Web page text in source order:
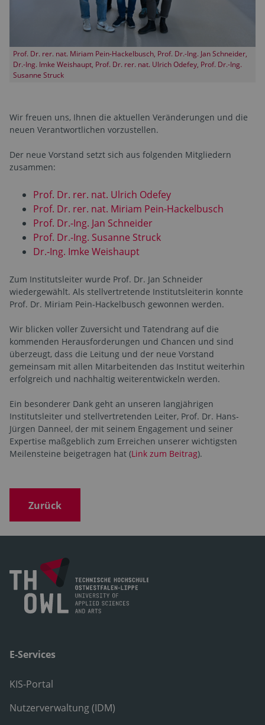
Prof. Dr. rer. nat. Miriam Pein-Hackelbusch, Prof. Dr.-Ing. Jan Schneider,
Dr.-Ing. Imke Weishaupt, Prof. Dr. rer. nat. Ulrich Odefey, Prof. Dr.-Ing.
Susanne Struck
Wir freuen uns, Ihnen die aktuellen Veränderungen und die
neuen Verantwortlichen vorzustellen.
Der neue Vorstand setzt sich aus folgenden Mitgliedern
zusammen:
Prof. Dr. rer. nat. Ulrich Odefey
Prof. Dr. rer. nat. Miriam Pein-Hackelbusch
Prof. Dr.-Ing. Jan Schneider
Prof. Dr.-Ing. Susanne Struck
Dr.-Ing. Imke Weishaupt
Zum Institutsleiter wurde Prof. Dr. Jan Schneider
wiedergewählt. Als stellvertretende Institutsleiterin konnte
Prof. Dr. Miriam Pein-Hackelbusch gewonnen werden.
Wir blicken voller Zuversicht und Tatendrang auf die
kommenden Herausforderungen und Chancen und sind
überzeugt, dass die Leitung und der neue Vorstand
gemeinsam mit allen Mitarbeitenden das Institut weiterhin
erfolgreich und nachhaltig weiterentwickeln werden.
Ein besonderer Dank geht an unseren langjährigen
Institutsleiter und stellvertretenden Leiter, Prof. Dr. Hans-
Jürgen Danneel, der mit seinem Engagement und seiner
Expertise maßgeblich zum Erreichen unserer wichtigsten
Meilensteine beigetragen hat (Link zum Beitrag).
Zurück
E-Services
KIS-Portal
Nutzerverwaltung (IDM)